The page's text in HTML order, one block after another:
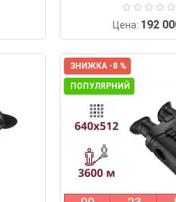
Цена: 192
ЗНИЖКА -8 %
ПОПУЛЯРНИЙ